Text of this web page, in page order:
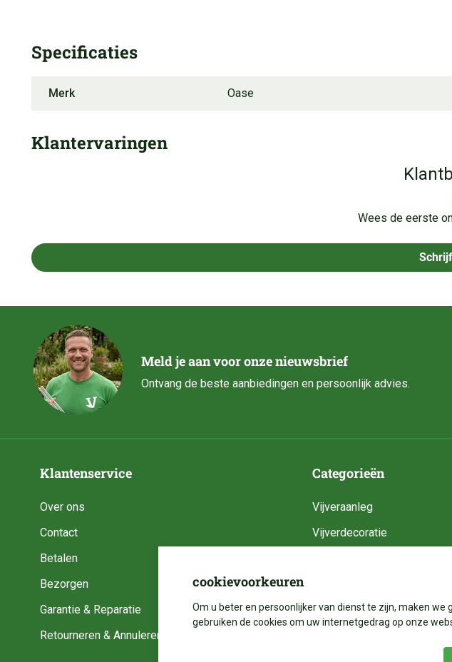
Specificaties
Merk Oase
Klantervaringen
Wees de eerste
Meld je aan voor onze nieuwsbrief
Ontvang de beste aanbiedingen en persoonlijk advies.
Klantenservice
Over ons
Contact
Betalen
Bezorgen
Garantie & Reparatie
Retourneren & Annuleren
Categorieën
Vijveraanleg
Vijverdecoratie
Vijverbenodigdheden
cookievoorkeuren
Om u beter en persoonlijker van dienst te zijn, maken we
gebruiken de cookies om uw internetgedrag op onze